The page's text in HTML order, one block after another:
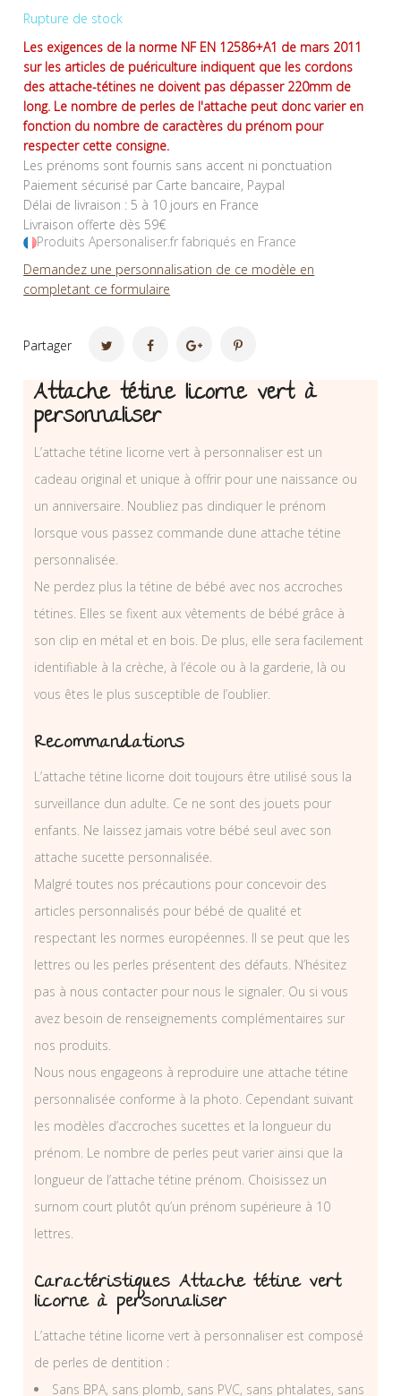
Rupture de stock
Les exigences de la norme NF EN 12586+A1 de mars 2011
sur les articles de puériculture indiquent que les cordons
des attache-tétines ne doivent pas dépasser 220mm de
long. Le nombre de perles de l'attache peut donc varier en
fonction du nombre de caractères du prénom pour
respecter cette consigne.
Les prénoms sont fournis sans accent ni ponctuation
Paiement sécurisé par Carte bancaire, Paypal
Délai de livraison : 5 à 10 jours en France
Livraison offerte dès 59€
Produits Apersonaliser.fr fabriqués en France
Demandez une personnalisation de ce modèle en
completant ce formulaire
Partager
Attache tétine licorne vert à
personnaliser
L’attache tétine licorne vert à personnaliser est un
cadeau original et unique à offrir pour une naissance ou
un anniversaire. Noubliez pas dindiquer le prénom
lorsque vous passez commande dune attache tétine
personnalisée.
Ne perdez plus la tétine de bébé avec nos accroches
tétines. Elles se fixent aux vêtements de bébé grâce à
son clip en métal et en bois. De plus, elle sera facilement
identifiable à la crèche, à l’école ou à la garderie, là ou
vous êtes le plus susceptible de l’oublier.
Recommandations
L’attache tétine licorne doit toujours être utilisé sous la
surveillance dun adulte. Ce ne sont des jouets pour
enfants. Ne laissez jamais votre bébé seul avec son
attache sucette personnalisée.
Malgré toutes nos précautions pour concevoir des
articles personnalisés pour bébé de qualité et
respectant les normes européennes. Il se peut que les
lettres ou les perles présentent des défauts. N’hésitez
pas à nous contacter pour nous le signaler. Ou si vous
avez besoin de renseignements complémentaires sur
nos produits.
Nous nous engageons à reproduire une attache tétine
personnalisée conforme à la photo. Cependant suivant
les modèles d’accroches sucettes et la longueur du
prénom. Le nombre de perles peut varier ainsi que la
longueur de l’attache tétine prénom. Choisissez un
surnom court plutôt qu’un prénom supérieure à 10
lettres.
Caractéristiques Attache tétine vert
licorne à personnaliser
L’attache tétine licorne vert à personnaliser est composé
de perles de dentition :
Sans BPA, sans plomb, sans PVC, sans phtalates, sans